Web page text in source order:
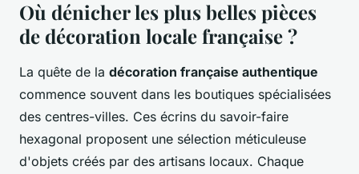
Où dénicher les plus belles pièces
de décoration locale française ?
La quête de la décoration française authentique
commence souvent dans les boutiques spécialisées
des centres-villes. Ces écrins du savoir-faire
hexagonal proposent une sélection méticuleuse
d'objets créés par des artisans locaux. Chaque